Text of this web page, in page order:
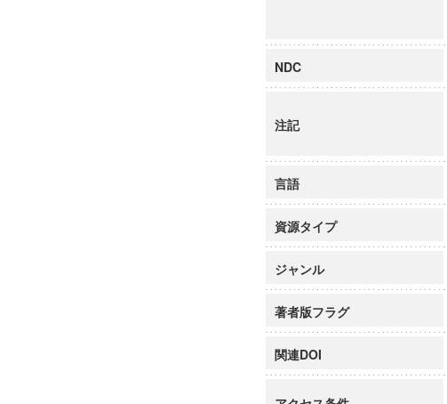
NDC
注記
言語
資源タイプ
ジャンル
著者版フラグ
関連DOI